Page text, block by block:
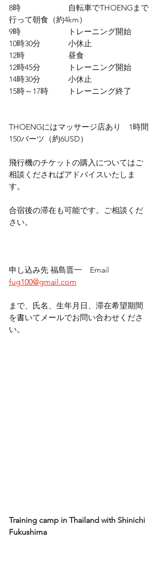
8時　             	自転車でTHOENGまで
行って朝食（約4km）
9時　             	トレーニング開始
10時30分　     	小休止
12時　            	昼食
12時45分　  	トレーニング開始
14時30分　    	小休止
15時～17時    	トレーニング終了
THOENGにはマッサージ店あり　1時間
150バーツ（約6USD）
飛行機のチケットの購入についてはご
相談くださればアドバイスいたしま
す。
合宿後の滞在も可能です。ご相談くだ
さい。
申し込み先 福島晋一　Email
fug100@gmail.com
まで、氏名、生年月日、滞在希望期間
を書いてメールでお問い合わせくださ
い。
Training camp in Thailand with Shinichi
Fukushima